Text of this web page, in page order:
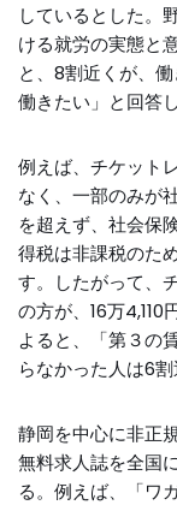
しているとした。
ける就労の実態と
と、8割近くが、
働きたい」と回答
例えば、チケット
なく、一部のみが
を超えず、社会保
得税は非課税のた
す。したがって、
の方が、16万
よると、「第３の
らなかった人は6割
静岡を中心に非正
無料求人誌を全国
る。例えば、「ワ